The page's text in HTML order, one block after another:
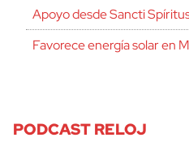
Apoyo desde Sancti
Favorece energía solar en
PODCAST RELOJ